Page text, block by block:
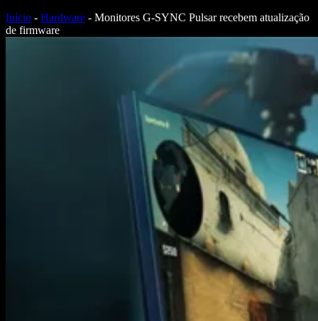
Início - Hardware - Monitores G-SYNC Pulsar recebem atualização
de firmware